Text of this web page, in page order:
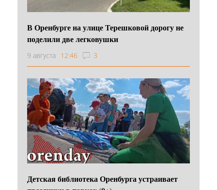
В Оренбурге на улице Терешковой дорогу не
поделили две легковушки
9 августа 12:46 3
Детская библиотека Оренбурга устраивает